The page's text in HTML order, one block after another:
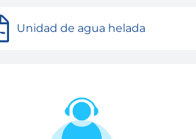
Unidad de agua helada